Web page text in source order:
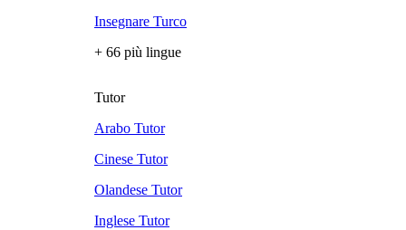
Insegnare Turco
+ 66 più lingue
Tutor
Arabo Tutor
Cinese Tutor
Olandese Tutor
Inglese Tutor